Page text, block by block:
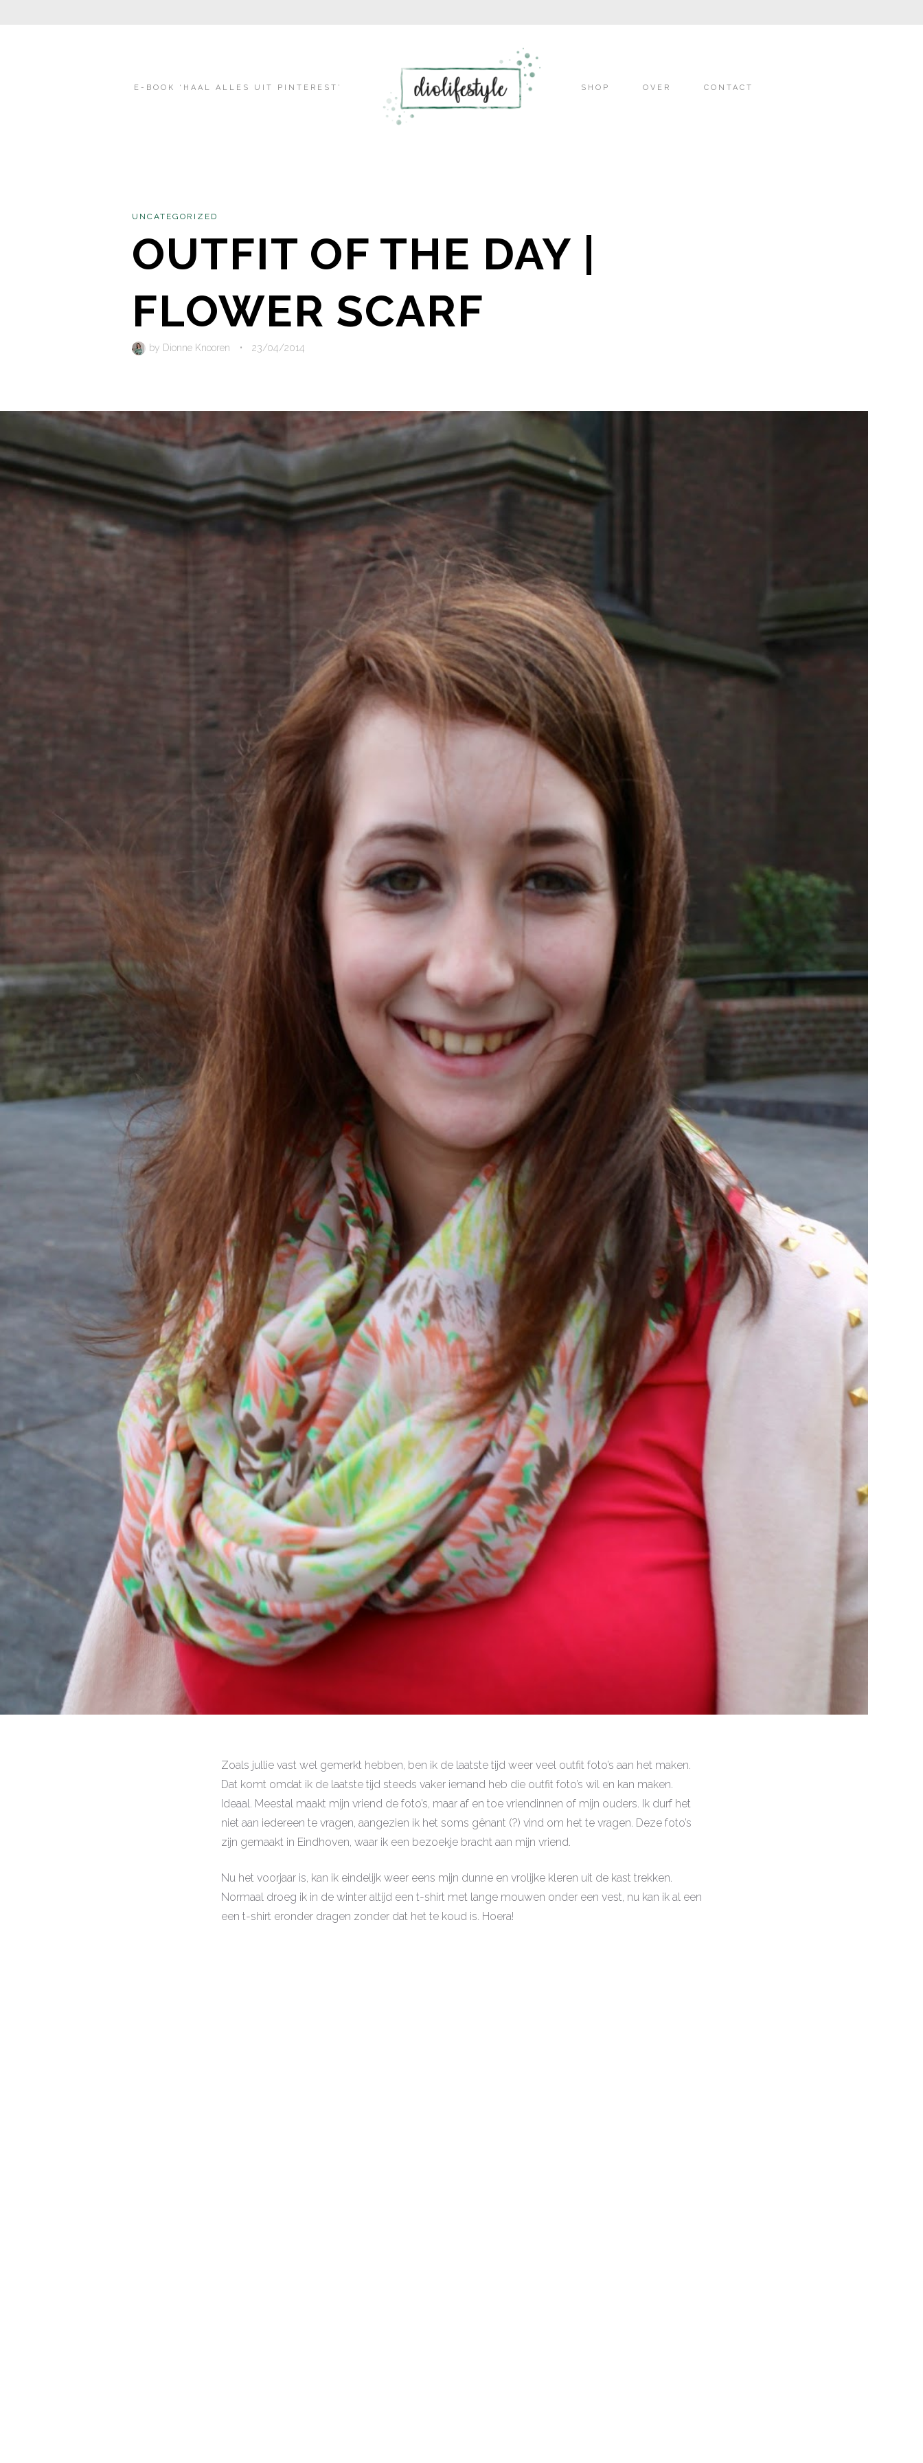
E-BOOK ‘HAAL ALLES UIT PINTEREST’ SHOP OVER CONTACT
UNCATEGORIZED
OUTFIT OF THE DAY |
FLOWER SCARF
by Dionne Knooren • 23/04/2014
Zoals jullie vast wel gemerkt hebben, ben ik de laatste tijd weer veel outfit foto’s aan het maken.
Dat komt omdat ik de laatste tijd steeds vaker iemand heb die outfit foto’s wil en kan maken.
Ideaal. Meestal maakt mijn vriend de foto’s, maar af en toe vriendinnen of mijn ouders. Ik durf het
niet aan iedereen te vragen, aangezien ik het soms gênant (?) vind om het te vragen. Deze foto’s
zijn gemaakt in Eindhoven, waar ik een bezoekje bracht aan mijn vriend.
Nu het voorjaar is, kan ik eindelijk weer eens mijn dunne en vrolijke kleren uit de kast trekken.
Normaal droeg ik in de winter altijd een t-shirt met lange mouwen onder een vest, nu kan ik al een
een t-shirt eronder dragen zonder dat het te koud is. Hoera!